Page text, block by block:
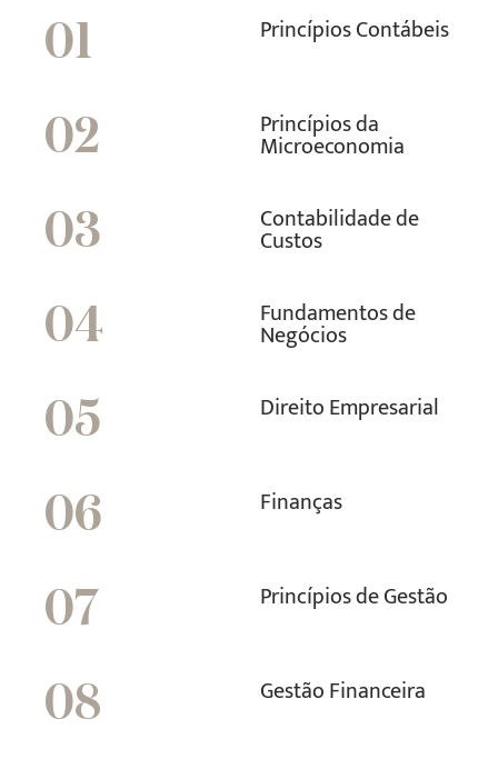
01 Princípios Contábeis
02 Princípios da
Microeconomia
03 Contabilidade de
Custos
04 Fundamentos de
Negócios
05 Direito Empresarial
06 Finanças
07 Princípios de Gestão
08 Gestão Financeira